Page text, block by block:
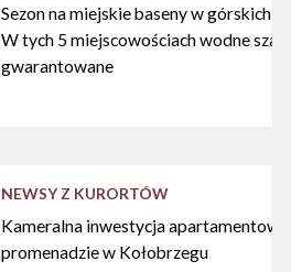
Sezon na miejskie baseny w górskich
W tych 5 miejscowościach wodne
gwarantowane
NEWSY Z KURORTÓW
Kameralna inwestycja
promenadzie w Kołobrzegu